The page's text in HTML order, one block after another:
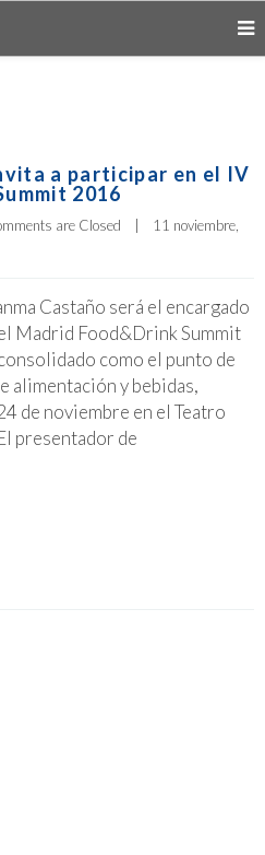
a participar en el IV
2016
are Closed
11 noviembre,
Castaño será el encargado
Madrid Food&Drink Summit
como el punto de
alimentación y bebidas,
de noviembre en el Teatro
presentador de